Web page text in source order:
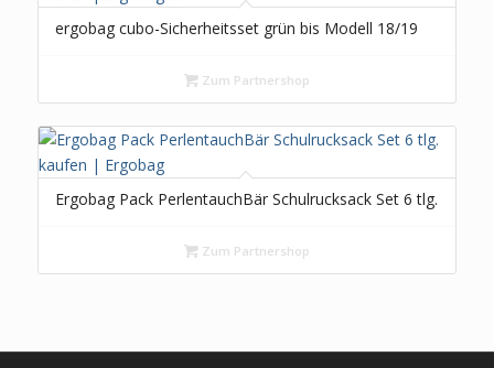
ergobag cubo-Sicherheitsset grün bis Modell 18/19
Zum Partnershop
Ergobag Pack PerlentauchBär Schulrucksack Set 6 tlg.
Zum Partnershop